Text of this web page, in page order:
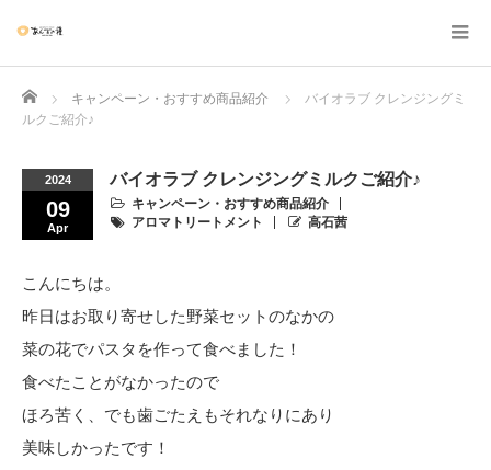
Home キャンペーン・おすすめ商品紹介
バイオラブ クレンジングミ
ルクご紹介♪
2024
09
Apr
バイオラブ クレンジングミルクご紹介♪
キャンペーン・おすすめ商品紹介
アロマトリートメント
高石茜
こんにちは。
昨日はお取り寄せした野菜セットのなかの
菜の花でパスタを作って食べました！
食べたことがなかったので
ほろ苦く、でも歯ごたえもそれなりにあり
美味しかったです！